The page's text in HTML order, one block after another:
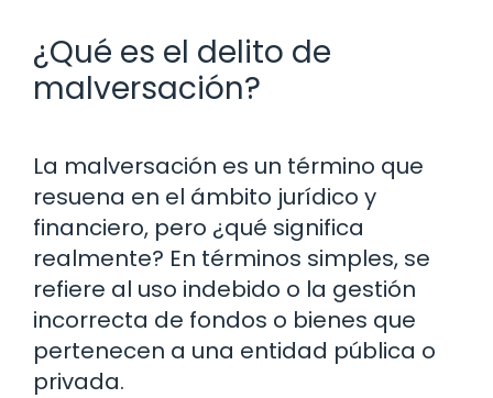
¿Qué es el delito de
malversación?
La malversación es un término que
resuena en el ámbito jurídico y
financiero, pero ¿qué significa
realmente? En términos simples, se
refiere al uso indebido o la gestión
incorrecta de fondos o bienes que
pertenecen a una entidad pública o
privada.